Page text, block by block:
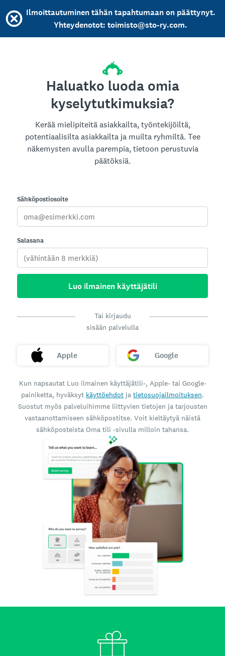
Ilmoittautuminen tähän tapahtumaan on päättynyt.
Yhteydenotot: toimisto@sto-ry.com.
Haluatko luoda omia
kyselytutkimuksia?
Kerää mielipiteitä asiakkailta, työntekijöiltä,
potentiaalisilta asiakkailta ja muilta ryhmiltä. Tee
näkemysten avulla parempia, tietoon perustuvia
päätöksiä.
Sähköpostiosoite
Salasana
Luo ilmainen käyttäjätili
Tai kirjaudu
sisään palvelulla
Apple Google
Kun napsautat Luo ilmainen käyttäjätili-, Apple- tai Google-
painiketta, hyväksyt käyttöehdot ja tietosuojailmoituksen.
Suostut myös palveluihimme liittyvien tietojen ja tarjousten
vastaanottamiseen sähköpostitse. Voit kieltäytyä näistä
sähköposteista Oma tili ‑sivulla milloin tahansa.